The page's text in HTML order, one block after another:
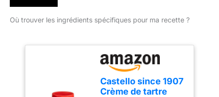
Où trouver les ingrédients spécifiques pour ma recette ?
Castello since 1907
Crème de tartre